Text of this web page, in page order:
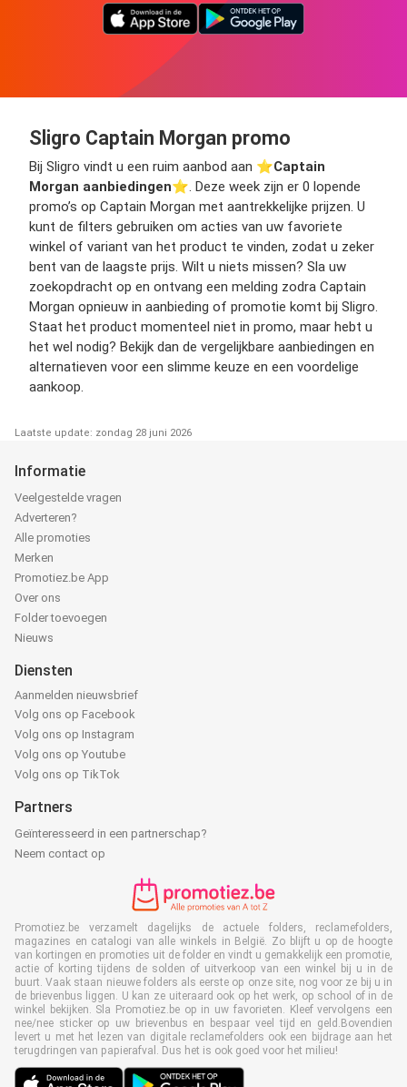
Sligro Captain Morgan promo
Bij Sligro vindt u een ruim aanbod aan ⭐️Captain
Morgan aanbiedingen⭐️. Deze week zijn er 0 lopende
promo’s op Captain Morgan met aantrekkelijke prijzen. U
kunt de filters gebruiken om acties van uw favoriete
winkel of variant van het product te vinden, zodat u zeker
bent van de laagste prijs. Wilt u niets missen? Sla uw
zoekopdracht op en ontvang een melding zodra Captain
Morgan opnieuw in aanbieding of promotie komt bij Sligro.
Staat het product momenteel niet in promo, maar hebt u
het wel nodig? Bekijk dan de vergelijkbare aanbiedingen en
alternatieven voor een slimme keuze en een voordelige
aankoop.
Laatste update: zondag 28 juni 2026
Informatie
Veelgestelde vragen
Adverteren?
Alle promoties
Merken
Promotiez.be App
Over ons
Folder toevoegen
Nieuws
Diensten
Aanmelden nieuwsbrief
Volg ons op Facebook
Volg ons op Instagram
Volg ons op Youtube
Volg ons op TikTok
Partners
Geïnteresseerd in een partnerschap?
Neem contact op
Promotiez.be verzamelt dagelijks de actuele folders, reclamefolders,
magazines en catalogi van alle winkels in België. Zo blijft u op de hoogte
van kortingen en promoties uit de folder en vindt u gemakkelijk een promotie,
actie of korting tijdens de solden of uitverkoop van een winkel bij u in de
buurt. Vaak staan nieuwe folders als eerste op onze site, nog voor ze bij u in
de brievenbus liggen. U kan ze uiteraard ook op het werk, op school of in de
winkel bekijken. Sla Promotiez.be op in uw favorieten. Kleef vervolgens een
nee/nee sticker op uw brievenbus en bespaar veel tijd en geld.Bovendien
levert u met het lezen van digitale reclamefolders ook een bijdrage aan het
terugdringen van papierafval. Dus het is ook goed voor het milieu!